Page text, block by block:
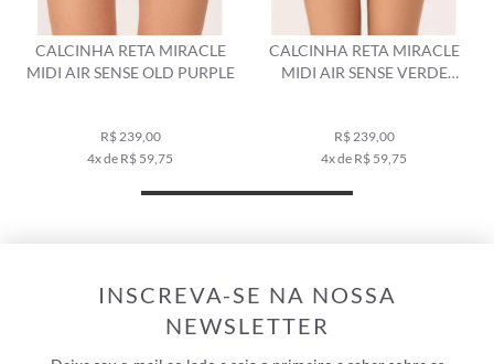
CALCINHA RETA MIRACLE
R$ 239,00
CALCINHA RETA MIRACLE
R$ 239,00
INSCREVA-SE NA NOSSA